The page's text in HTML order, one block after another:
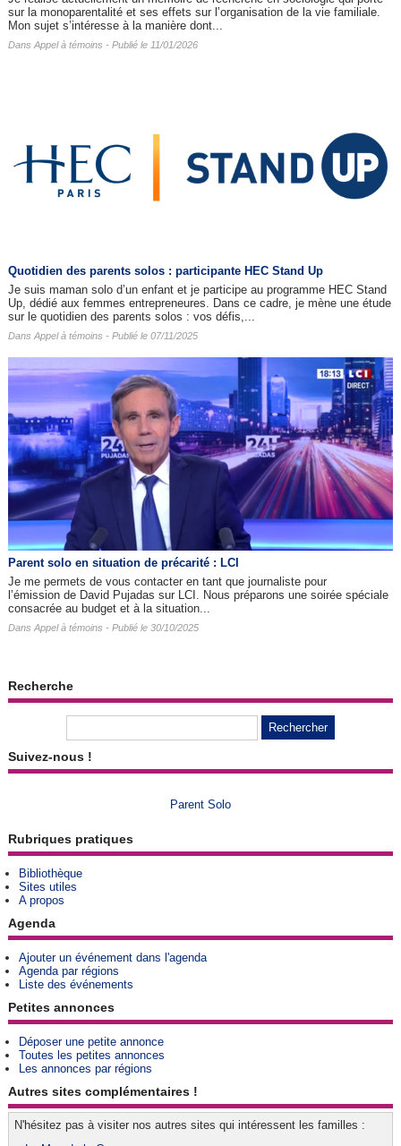
sur la monoparentalité et ses effets sur l’organisation de la vie familiale.
Mon sujet s’intéresse à la manière dont...
Dans Appel à témoins - Publié le 11/01/2026
Quotidien des parents solos : participante HEC Stand Up
Je suis maman solo d’un enfant et je participe au programme HEC Stand
Up, dédié aux femmes entrepreneures. Dans ce cadre, je mène une étude
sur le quotidien des parents solos : vos défis,...
Dans Appel à témoins - Publié le 07/11/2025
Parent solo en situation de précarité : LCI
Je me permets de vous contacter en tant que journaliste pour
l’émission de David Pujadas sur LCI. Nous préparons une soirée spéciale
consacrée au budget et à la situation...
Dans Appel à témoins - Publié le 30/10/2025
Recherche
Suivez-nous !
Parent Solo
Rubriques pratiques
Bibliothèque
Sites utiles
A propos
Agenda
Ajouter un événement dans l'agenda
Agenda par régions
Liste des événements
Petites annonces
Déposer une petite annonce
Toutes les petites annonces
Les annonces par régions
Autres sites complémentaires !
N'hésitez pas à visiter nos autres sites qui intéressent les familles :